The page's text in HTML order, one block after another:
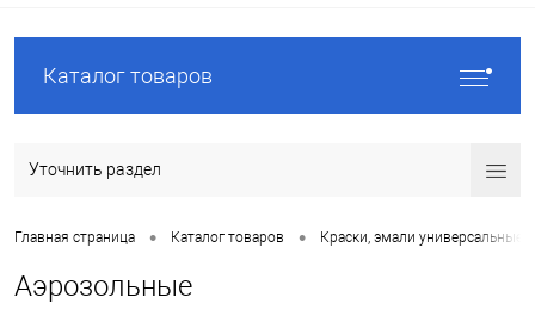
Каталог товаров
Уточнить раздел
Главная страница • Каталог товаров • Краски, эмали универсальные
Аэрозольные